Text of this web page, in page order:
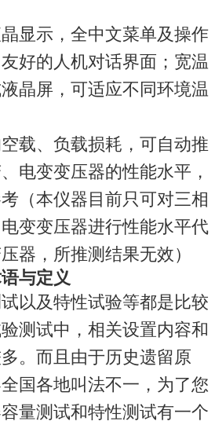
显示，全中文菜单及操作
好的人机对话界面；宽温
晶屏，可适应不同环境温
载、负载损耗，可自动推
电变变压器的性能水平，
（本仪器目前只可对三相
变变压器进行性能水平代
器，所推测结果无效）
与定义
以及特性试验等都是比较
测试中，相关设置内容和
。而且由于历史遗留原
国各地叫法不一，为了您
量测试和特性测试有一个